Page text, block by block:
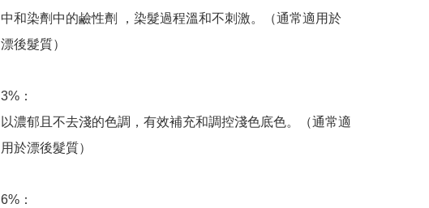
中和染劑中的鹼性劑 ，染髮過程溫和不刺激。（通常適用於
漂後髮質）
3%：
以濃郁且不去淺的色調，有效補充和調控淺色底色。（通常適
用於漂後髮質）
6%：